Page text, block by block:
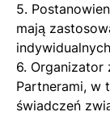
5.
mają
6. Organizator
Partnerami, w
świadczeń